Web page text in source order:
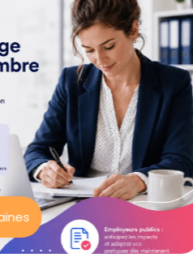
Ressources Humaines